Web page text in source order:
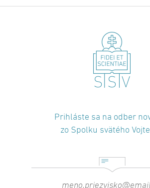
Prihláste sa na odber
zo Spolku svätého